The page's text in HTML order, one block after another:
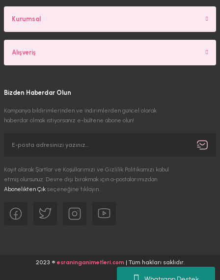
Kurumsal
Alışveriş
Bizden Haberdar Olun
Kampanya bildirimlerinden ve indirimlerden güncel olarak
haberdar olmak istiyorsanız e-bültene abone olun!
Kayıt olarak Şartlar ve Koşullarımızı ve Gizlilik Politikamızı kabul
etmiş olursunuz. Devre dışı bırakmak için a-postalarımızdan
Abonelikten Çık seçeneğine tıklayın.
2023 ® esraninganimetleri.com| Tüm hakları saklıdır.